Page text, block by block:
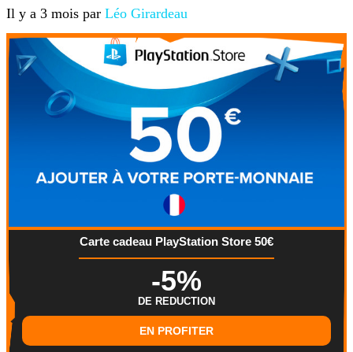
Il y a 3 mois par Léo Girardeau
Carte cadeau PlayStation Store 50€
-5%
DE REDUCTION
EN PROFITER